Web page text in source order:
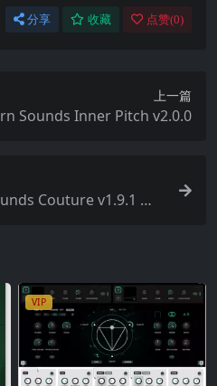
分享 收藏 点赞(0)
上一篇
Sounds Inner Pitch v2.0.0
Couture v1.9.1 ma
VIP